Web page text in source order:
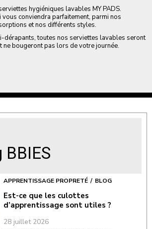
hygiéniques lavables MY PADS.
conviendra parfaitement, parmi nos
et nos différents styles.
dérapants, toutes nos serviettes lavables seront
ne bougeront pas lors de votre journée.
BBIES
APPRENTISSAGE PROPRETÉ BLOG
Est-ce que les culottes
d’apprentissage sont utiles ?
28 juillet 2026